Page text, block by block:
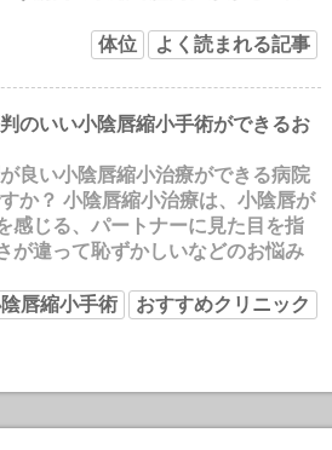
体位
よく読まれる記事
のいい小陰唇縮小手術ができるお
良い小陰唇縮小治療ができる病院
か？ 小陰唇縮小治療は、小陰唇が
感じる、パートナーに見た目を指
が違って恥ずかしいなどのお悩み
唇縮小手術 おすすめクリニック